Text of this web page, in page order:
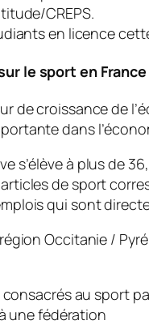
CREPS.
en licence
le sport en
de croissance de
dans
s’élève à plus de
de sport
qui sont
Occitanie /
consacrés au sport
une fédération